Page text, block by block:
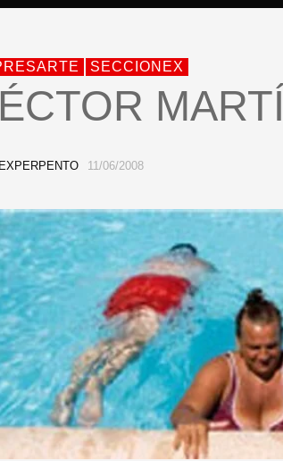
SECCIONEX
EXPERPENTO 11/06/2008